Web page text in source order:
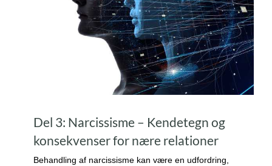
Del 3: Narcissisme – Kendetegn og
konsekvenser for nære relationer
Behandling af narcissisme kan være en udfordring,